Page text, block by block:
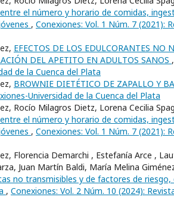
el número y horario de comidas,
, Conexiones: Vol. 1 Núm. 7 (2021):
EFECTOS DE LOS EDULCORANTES NO
DEL APETITO EN ADULTOS SANOS ,
de la Cuenca del Plata
BROWNIE DIETÉTICO DE ZAPALLO Y
Universidad de la Cuenca del Plata
Rocío Milagros Dietz, Lorena Cecilia
el número y horario de comidas,
, Conexiones: Vol. 1 Núm. 7 (2021):
Florencia Demarchi , Estefanía Arce ,
Juan Martín Baldi, María Melina
no transmisibles y de factores de
, Conexiones: Vol. 2 Núm. 10 (2024):